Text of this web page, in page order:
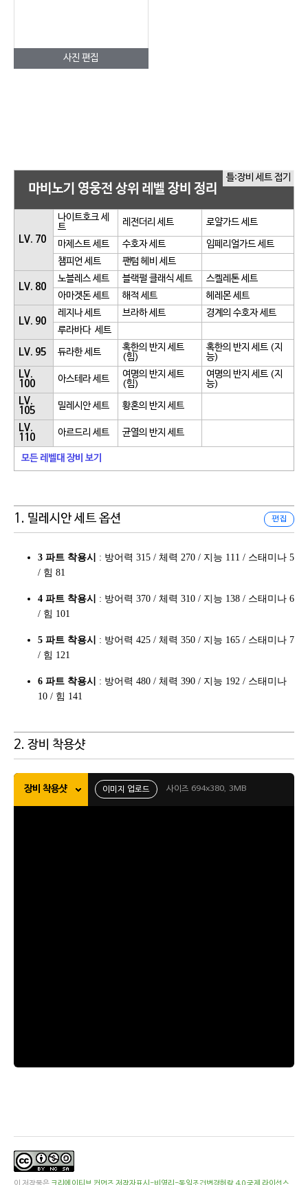
사진 편집
틀:장비 세트 접기
마비노기 영웅전 상위 레벨 장비 정리
LV. 70
나이트호크 세
트
레전더리 세트 로얄가드 세트
마제스트 세트 수호자 세트
임페리얼가드 세트
챔피언 세트
팬텀 헤비 세트
LV. 80
노블레스 세트 블랙펄 클래식 세트
스켈레톤 세트
아마겟돈 세트
해적 세트 헤레몬 세트
LV. 90
레지나 세트 브라하 세트
경계의 수호자 세트
루라바다 세트
LV. 95 듀라한 세트
혹한의 반지 세트
(힘)
혹한의 반지 세트 (지
능)
LV.
100
아스테라 세트
여명의 반지 세트
(힘)
여명의 반지 세트 (지
능)
LV.
105
밀레시안 세트 황혼의 반지 세트
LV.
110
아르드리 세트 균열의 반지 세트
모든 레벨대 장비 보기
1. 밀레시안 세트 옵션 편집
3 파트 착용시
: 방어력 315 / 체력 270 / 지능 111 / 스태미나 5
/ 힘 81
4 파트 착용시
: 방어력 370 / 체력 310 / 지능 138 / 스태미나 6
/ 힘 101
5 파트 착용시
: 방어력 425 / 체력 350 / 지능 165 / 스태미나 7
/ 힘 121
6 파트 착용시
: 방어력 480 / 체력 390 / 지능 192 / 스태미나
10 / 힘 141
2. 장비 착용샷
장비 착용샷 이미지 업로드 사이즈 694x380, 3MB
이 저작물은 크리에이티브 커먼즈 저작자표시-비영리-동일조건변경허락 4.0 국제 라이선스